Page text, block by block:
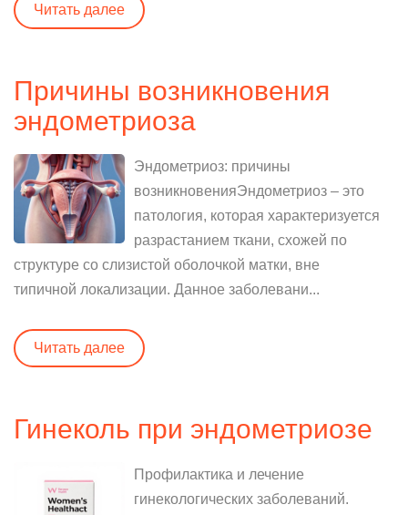
Читать далее
Причины возникновения
эндометриоза
Эндометриоз: причины
возникновенияЭндометриоз – это
патология, которая характеризуется
разрастанием ткани, схожей по
структуре со слизистой оболочкой матки, вне
типичной локализации. Данное заболевани...
Читать далее
Гинеколь при эндометриозе
Профилактика и лечение
гинекологических заболеваний.